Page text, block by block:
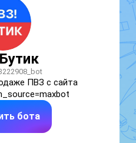
ПВЗ с сайта
бота